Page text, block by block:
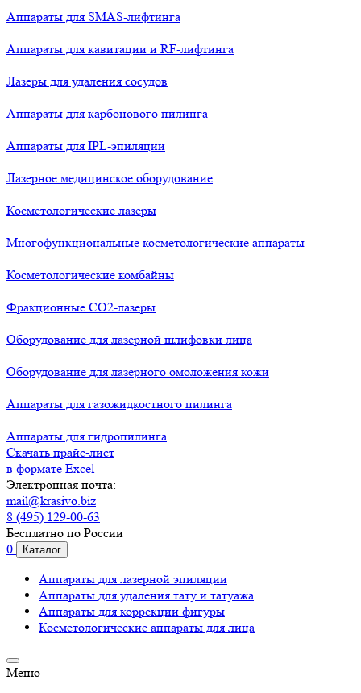
Аппараты для SMAS-лифтинга
Аппараты для кавитации и RF-лифтинга
Лазеры для удаления сосудов
Аппараты для карбонового пилинга
Аппараты для IPL-эпиляции
Лазерное медицинское оборудование
Косметологические лазеры
Многофункциональные косметологические аппараты
Косметологические комбайны
Фракционные СО2-лазеры
Оборудование для лазерной шлифовки лица
Оборудование для лазерного омоложения кожи
Аппараты для газожидкостного пилинга
Аппараты для гидропилинга
Скачать прайс-лист
в формате Excel
Электронная почта:
mail@krasivo.biz
8 (495) 129-00-63
Бесплатно по России
0
Каталог
Аппараты для лазерной эпиляции
Аппараты для удаления тату и татуажа
Аппараты для коррекции фигуры
Косметологические аппараты для лица
Меню